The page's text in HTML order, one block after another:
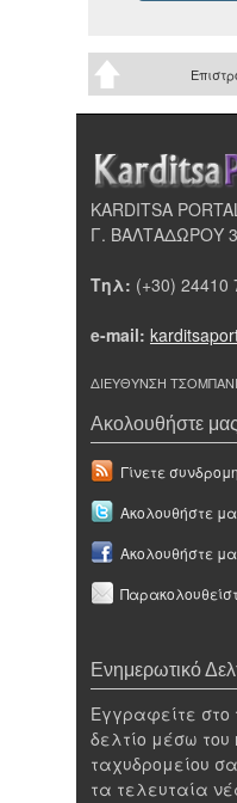
KARDITSA
Γ. ΒΑΛΤΑΔΩΡΟΥ
Τηλ: (+30) 24410
e-mail:
ΔΙΕΥΘΥΝΣΗ
Ακολουθήστε
Γίνετε
Ακολουθήστε
Ακολουθήστε
Ενημερωτικό
Εγγραφείτε στο
δελτίο μέσω του
ταχυδρομείου
τα τελευταία